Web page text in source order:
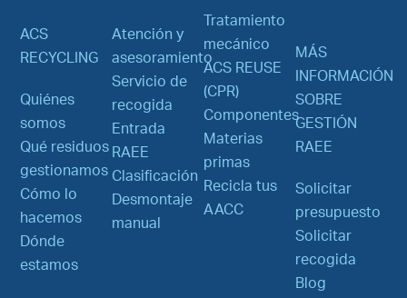
ACS
RECYCLING
Quiénes
somos
Qué residuos
gestionamos
Cómo lo
hacemos
Dónde
estamos
Atención y
asesoramiento
Servicio de
recogida
Entrada
RAEE
Clasificación
Desmontaje
manual
Tratamiento
mecánico
ACS REUSE
(CPR)
Componentes
Materias
primas
Recicla tus
AACC
MÁS
INFORMACIÓN
SOBRE
GESTIÓN
RAEE
Solicitar
presupuesto
Solicitar
recogida
Blog